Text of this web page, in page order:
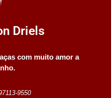
Driels
com muito amor a
9550